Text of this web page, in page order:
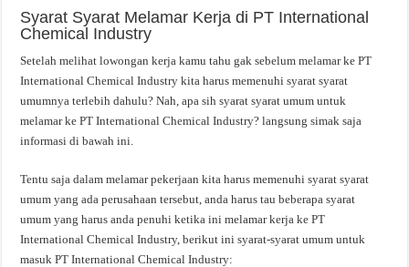
Syarat Syarat Melamar Kerja di PT International
Chemical Industry
Setelah melihat lowongan kerja kamu tahu gak sebelum melamar ke PT
International Chemical Industry kita harus memenuhi syarat syarat
umumnya terlebih dahulu? Nah, apa sih syarat syarat umum untuk
melamar ke PT International Chemical Industry? langsung simak saja
informasi di bawah ini.
Tentu saja dalam melamar pekerjaan kita harus memenuhi syarat syarat
umum yang ada perusahaan tersebut, anda harus tau beberapa syarat
umum yang harus anda penuhi ketika ini melamar kerja ke PT
International Chemical Industry, berikut ini syarat-syarat umum untuk
masuk PT International Chemical Industry: